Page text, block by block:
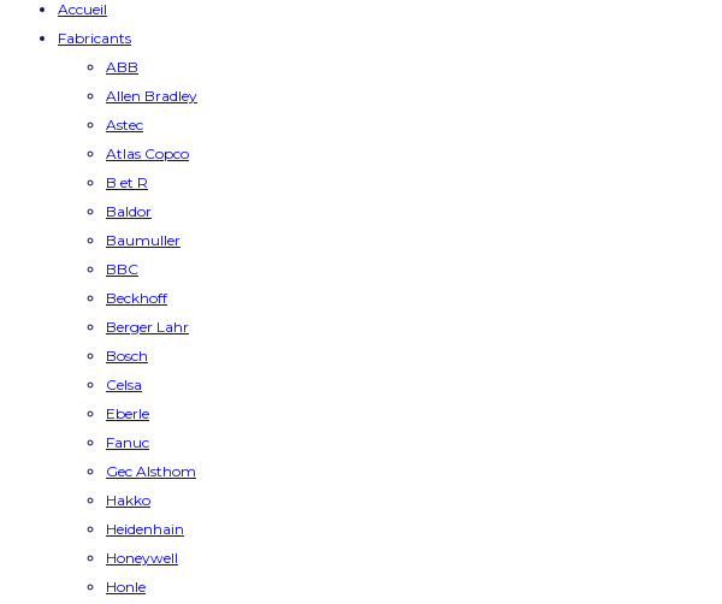
Accueil
Fabricants
ABB
Allen Bradley
Astec
Atlas Copco
B et R
Baldor
Baumuller
BBC
Beckhoff
Berger Lahr
Bosch
Celsa
Eberle
Fanuc
Gec Alsthom
Hakko
Heidenhain
Honeywell
Honle